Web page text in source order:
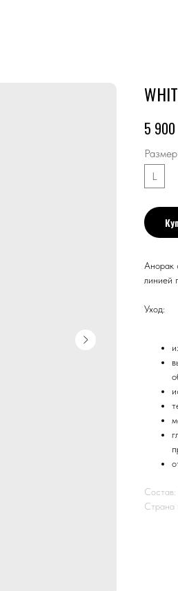
5 900
Размер
L
Анорак
линией
Уход:
Состав:
Страна